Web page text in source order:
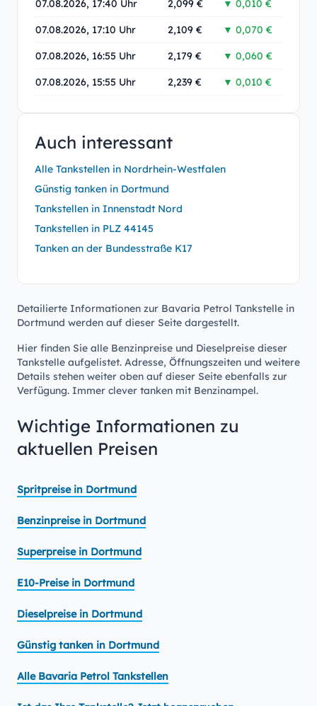
07.08.2026, 17:40 Uhr 2,099 € ▼ 0,010 €
07.08.2026, 17:10 Uhr 2,109 € ▼ 0,070 €
07.08.2026, 16:55 Uhr 2,179 € ▼ 0,060 €
07.08.2026, 15:55 Uhr 2,239 € ▼ 0,010 €
Auch interessant
Alle Tankstellen in Nordrhein-Westfalen
Günstig tanken in Dortmund
Tankstellen in Innenstadt Nord
Tankstellen in PLZ 44145
Tanken an der Bundesstraße K17
Detailierte Informationen zur Bavaria Petrol Tankstelle in
Dortmund werden auf dieser Seite dargestellt.
Hier finden Sie alle Benzinpreise und Dieselpreise dieser
Tankstelle aufgelistet. Adresse, Öffnungszeiten und weitere
Details stehen weiter oben auf dieser Seite ebenfalls zur
Verfügung. Immer clever tanken mit Benzinampel.
Wichtige Informationen zu
aktuellen Preisen
Spritpreise in Dortmund
Benzinpreise in Dortmund
Superpreise in Dortmund
E10-Preise in Dortmund
Dieselpreise in Dortmund
Günstig tanken in Dortmund
Alle Bavaria Petrol Tankstellen